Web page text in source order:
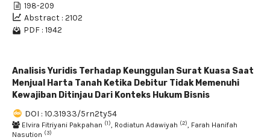
198-209
Abstract : 2102
PDF : 1942
Analisis Yuridis Terhadap Keunggulan Surat Kuasa Saat
Menjual Harta Tanah Ketika Debitur Tidak Memenuhi
Kewajiban Ditinjau Dari Konteks Hukum Bisnis
DOI : 10.31933/5rn2ty54
Elvira Fitriyani Pakpahan (1), Rodiatun Adawiyah (2), Farah Hanifah
Nasution (3)